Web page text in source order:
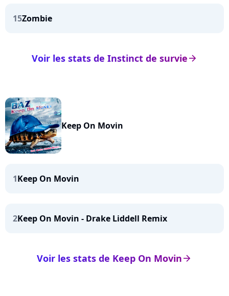
15Zombie
arrow_right
Voir les stats de Instinct de survie
Keep On Movin
1Keep On Movin
2Keep On Movin - Drake Liddell Remix
arrow_right
Voir les stats de Keep On Movin